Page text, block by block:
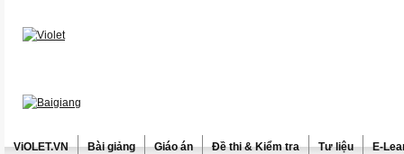
ViOLET.VN Bài giảng Giáo án Đề thi & Kiểm tra Tư liệu E-